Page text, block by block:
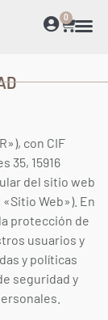
0
con CIF
35, 15916
del sitio web
Web»). En
protección de
usuarios y
y políticas
seguridad y